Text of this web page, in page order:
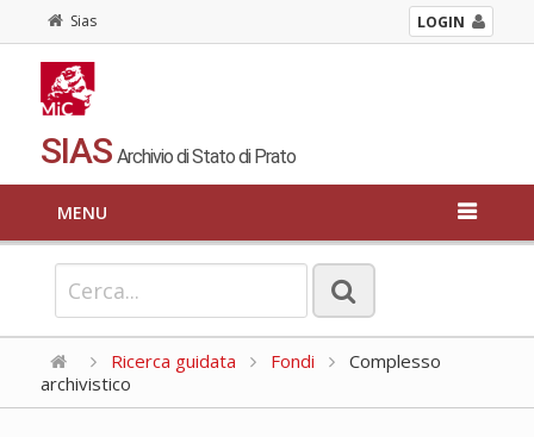
Sias LOGIN
SIAS Archivio di Stato di Prato
MENU
Ricerca guidata Fondi
Complesso
archivistico